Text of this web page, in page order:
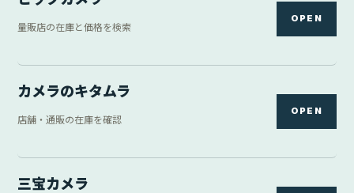
量販店の在庫と価格を検索
OPEN
カメラのキタムラ
店舗・通販の在庫を確認
OPEN
三宝カメラ